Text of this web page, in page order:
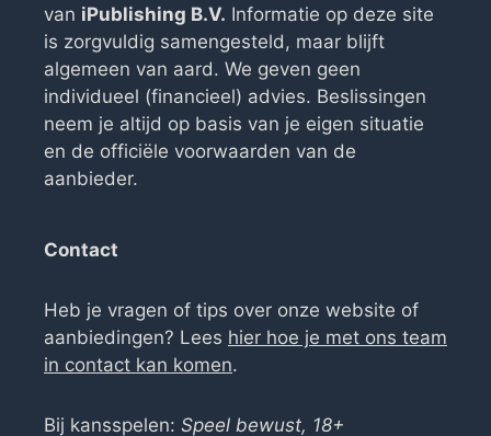
van iPublishing B.V. Informatie op deze site
is zorgvuldig samengesteld, maar blijft
algemeen van aard. We geven geen
individueel (financieel) advies. Beslissingen
neem je altijd op basis van je eigen situatie
en de officiële voorwaarden van de
aanbieder.
Contact
Heb je vragen of tips over onze website of
aanbiedingen? Lees hier hoe je met ons team
in contact kan komen.
Bij kansspelen: Speel bewust, 18+